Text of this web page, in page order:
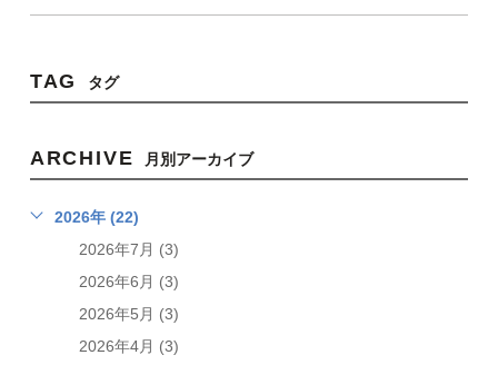
TAG タグ
ARCHIVE 月別アーカイブ
2026年 (22)
2026年7月 (3)
2026年6月 (3)
2026年5月 (3)
2026年4月 (3)